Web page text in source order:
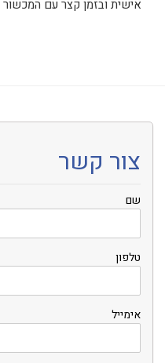
אישית ובזמן קצר עם
צור קשר
שם
טלפון
אימייל